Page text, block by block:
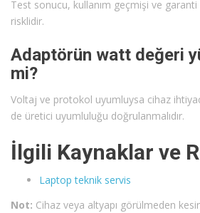
Test sonucu, kullanım geçmişi ve
risklidir.
Adaptörün watt değeri
mi?
Voltaj ve protokol uyumluysa cihaz
de üretici uyumluluğu doğrulanmalıdır.
İlgili Kaynaklar ve
Laptop teknik servis
Not: Cihaz veya altyapı görülmeden